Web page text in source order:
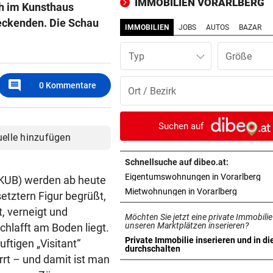
im Kunsthaus
Die Schau
comment 0 Kommentare
hinzufügen
werden ab heute
Figur begrüßt,
verneigt und
am Boden liegt.
„Visitant“
– und damit ist man
Franz Kopf recht
ERNÜCHTERNDE BILANZ vor
„Insgesamt bin ich damit so
nicht zufrieden!“
SCHWERER BETRUG vor
Fitnessstudio gekauft, aber
bezahlt
Grüne fordern Hitzeschutz-
für Vorarlberg
ATIB WILL KUTURZENTRUM vor
Moschee in Dornbirn? Stadt
auf Dialog
POLIZEI SUCHT ZEUGEN vor
IMMOBILIEN VORARLBERG
IMMOBILIEN JOBS AUTOS BAZAR
Typ
Suchen auf
Schnellsuche auf dibeo.at:
Eigentumswohnungen in Vorarlberg
Mietwohnungen in Vorarlberg
Möchten Sie jetzt eine private
unseren Marktplätzen inserieren?
Private Immobilie inserieren und in
durchschalten
in neuem Tab öffnen